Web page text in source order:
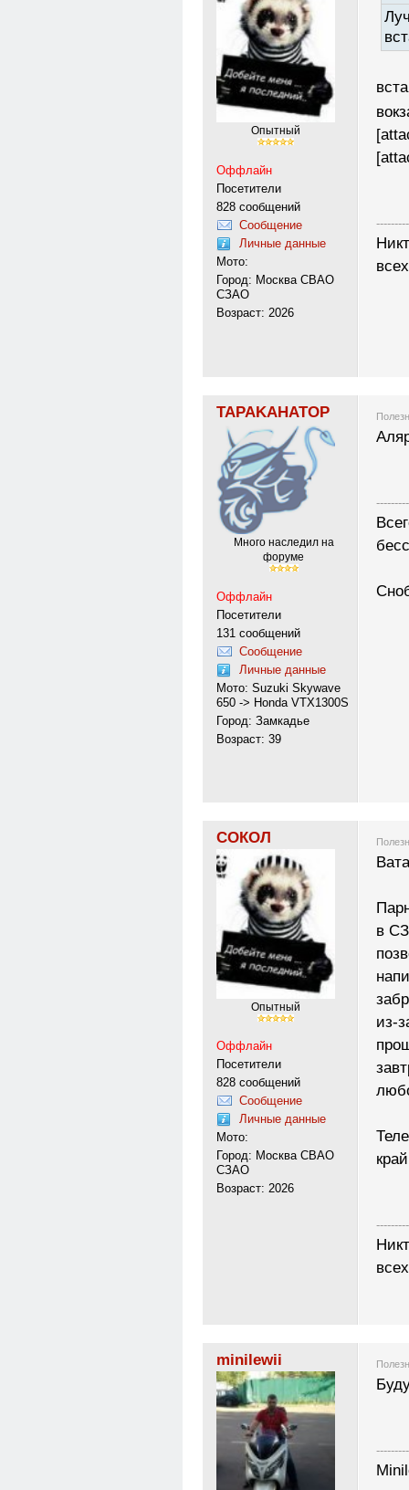
Опытный
Оффлайн
Посетители
828 сообщений
Сообщение
Личные данные
Мото:
Город: Москва СВАО
СЗАО
Возраст: 2026
TAPAKAHATOP
Много наследил на
форуме
Оффлайн
Посетители
131 сообщений
Сообщение
Личные данные
Мото: Suzuki Skywave
650 -> Honda VTX1300S
Город: Замкадье
Возраст: 39
СОКОЛ
Опытный
Оффлайн
Посетители
828 сообщений
Сообщение
Личные данные
Мото:
Город: Москва СВАО
СЗАО
Возраст: 2026
в
из-
minilewii